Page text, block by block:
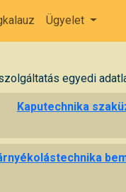
Ügyelet
egyedi
Kaputechnika